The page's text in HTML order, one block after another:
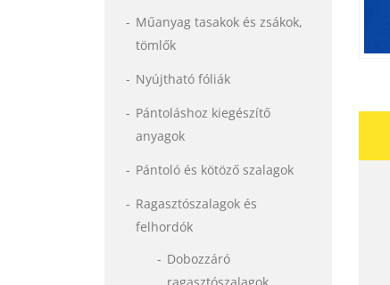
Műanyag tasakok és zsákok,
tömlők
Nyújtható fóliák
Pántoláshoz kiegészítő
anyagok
Pántoló és kötöző szalagok
Ragasztószalagok és
felhordók
Dobozzáró